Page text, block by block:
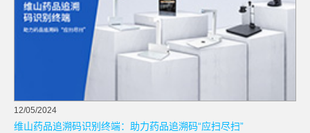
12/05/2024
维山药品追溯码识别终端：助力药品追溯码“应扫尽扫”